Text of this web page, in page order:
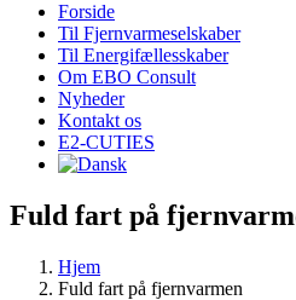
Forside
Til Fjernvarmeselskaber
Til Energifællesskaber
Om EBO Consult
Nyheder
Kontakt os
E2-CUTIES
Fuld fart på
Hjem
Fuld fart på fjernvarmen